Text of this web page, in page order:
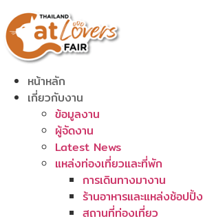
to
content
หน้าหลัก
เกี่ยวกับงาน
ข้อมูลงาน
ผู้จัดงาน
Latest News
แหล่งท่องเที่ยวและที่พัก
การเดินทางมางาน
ร้านอาหารและแหล่งช้อปปิ้ง
สถานที่ท่องเที่ยว